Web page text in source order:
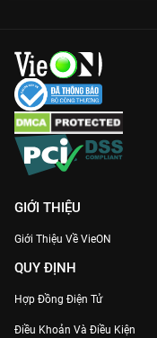
GIỚI THIỆU
Giới Thiệu Về VieON
QUY ĐỊNH
Hợp Đồng Điện Tử
Điều Khoản Và Điều Kiện